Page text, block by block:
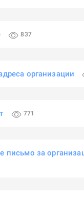
837
организации
771
письмо за